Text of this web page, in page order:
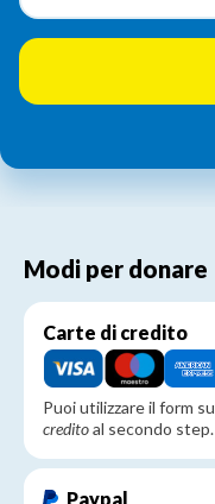
Modi per donare
Carte di credito
Puoi utilizzare il form
creditoal secondo step.
Paypal